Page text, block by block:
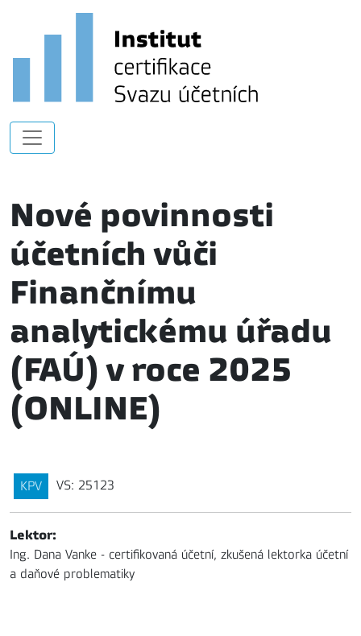
Nové povinnosti
účetních vůči
Finančnímu
analytickému úřadu
(FAÚ) v roce 2025
(ONLINE)
KPV VS: 25123
Lektor:
Ing. Dana Vanke - certifikovaná účetní, zkušená lektorka účetní
a daňové problematiky